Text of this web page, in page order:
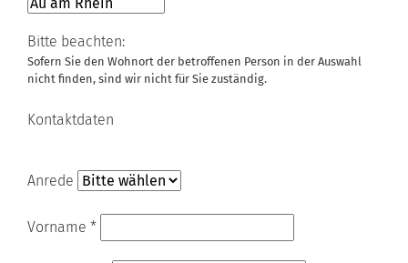
Bitte beachten:
Sofern Sie den Wohnort der betroffenen Person in der Auswahl
nicht finden, sind wir nicht für Sie zuständig.
Kontaktdaten
Anrede
Vorname *